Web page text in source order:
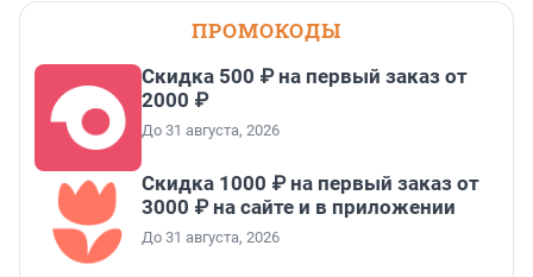
ПРОМОКОДЫ
Скидка 500 ₽ на первый заказ от
2000 ₽
До 31 августа, 2026
Скидка 1000 ₽ на первый заказ от
3000 ₽ на сайте и в приложении
До 31 августа, 2026